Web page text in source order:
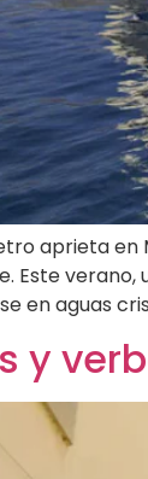
aprieta en
Este
en aguas
y